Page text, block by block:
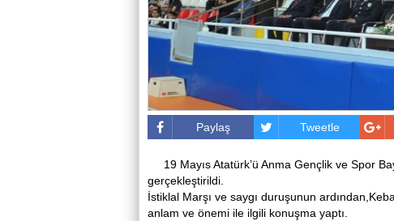
Paylaş Tweetle
19 Mayıs Atatürk’ü Anma Gençlik ve Spor
gerçekleştirildi.
İstiklal Marşı ve saygı duruşunun
anlam ve önemi ile ilgili konuşma yaptı.